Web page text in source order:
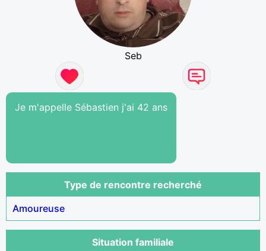
Seb
Je m'appelle Sébastien j'ai 42 ans
Type de rencontre recherché
Amoureuse
Situation familiale